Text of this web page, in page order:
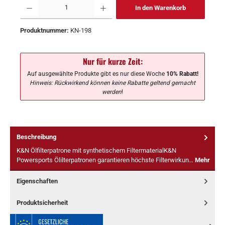
In den Warenkorb
Produktnummer: KN-198
Nur für kurze Zeit:
Auf ausgewählte Produkte gibt es nur diese Woche10% Rabatt!
Hinweis: Rückwirkend können keine Rabatte geltend gemacht
werden!
Beschreibung
K&N Ölfilterpatrone mit synthetischem FiltermaterialK&N
Powersports Ölilterpatronen garantieren höchste Filterwirkun… Mehr
Eigenschaften
Produktsicherheit